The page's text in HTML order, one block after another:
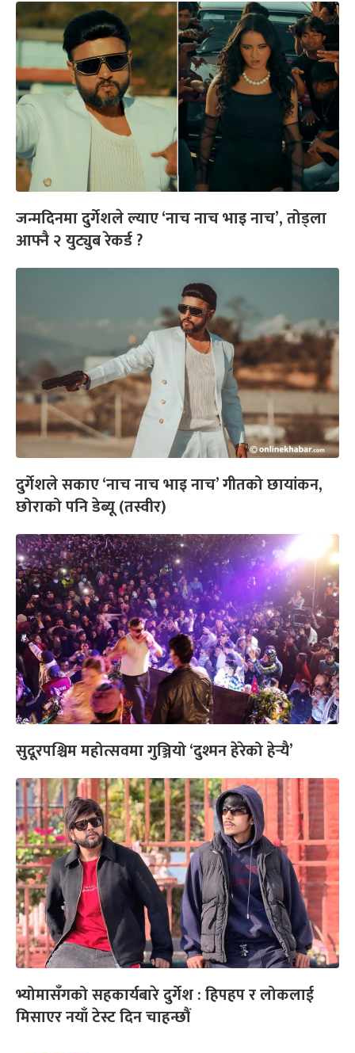
जन्मदिनमा दुर्गेशले ल्याए ‘नाच नाच भाइ नाच’, तोड्ला
आफ्नै २ युट्युब रेकर्ड ?
दुर्गेशले सकाए ‘नाच नाच भाइ नाच’ गीतको छायांकन,
छोराको पनि डेब्यू (तस्वीर)
सुदूरपश्चिम महोत्सवमा गुञ्जियो ‘दुश्मन हेरेको हेर्‍यै’
भ्योमासँगको सहकार्यबारे दुर्गेश : हिपहप र लोकलाई
मिसाएर नयाँ टेस्ट दिन चाहन्छौं